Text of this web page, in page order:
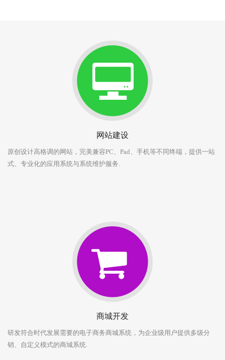
网站建设
原创设计高格调的网站，完美兼容PC、Pad、手机等不同终端，提供一站
式、专业化的应用系统与系统维护服务.
商城开发
研发符合时代发展需要的电子商务商城系统，为企业级用户提供多级分
销、自定义模式的商城系统.